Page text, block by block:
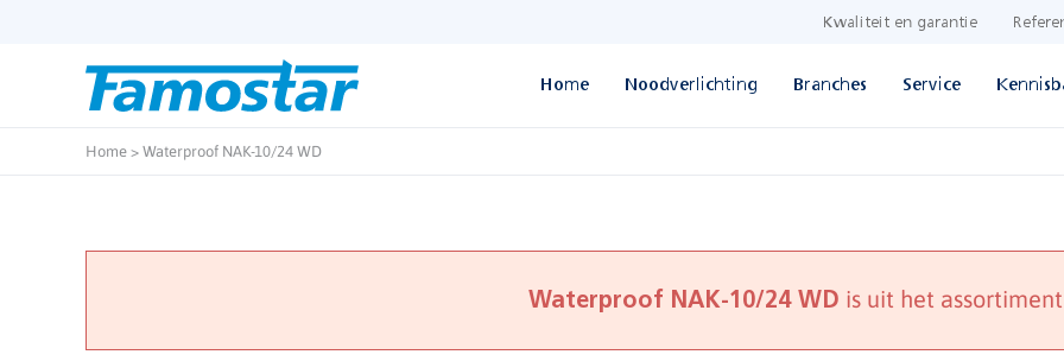
Kwaliteit en garantie
Home Noodverlichting Branches Service
Home > Waterproof NAK-10/24 WD
Waterproof NAK-10/24 WD is uit het